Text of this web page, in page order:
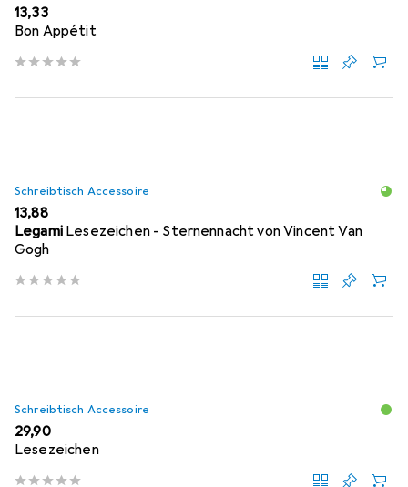
EUR
13,33
Bon Appétit
Schreibtisch Accessoire
EUR
13,88
Legami Lesezeichen - Sternennacht von Vincent Van
Gogh
Schreibtisch Accessoire
EUR
29,90
Lesezeichen